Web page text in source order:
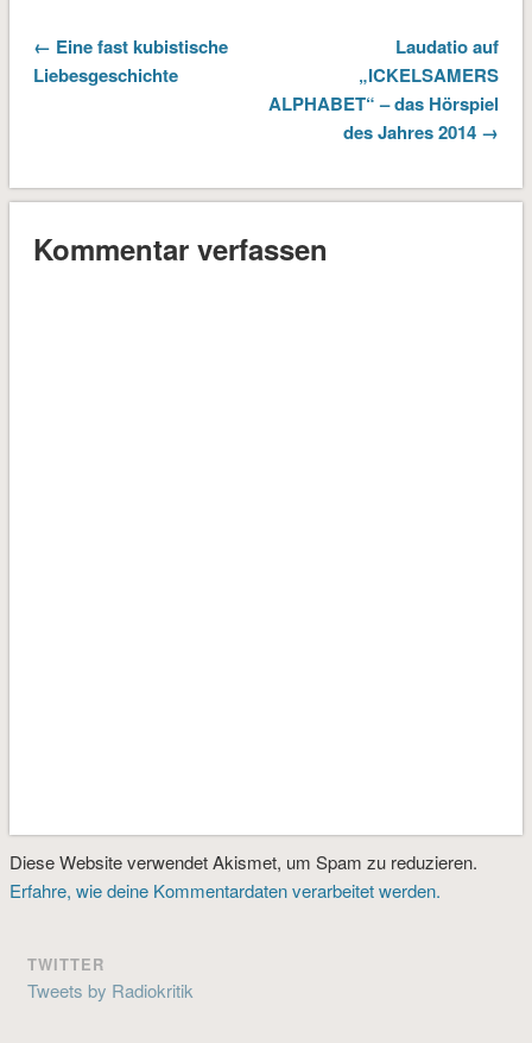
← Eine fast kubistische
Liebesgeschichte
Laudatio auf
„ICKELSAMERS
ALPHABET“ – das Hörspiel
des Jahres 2014 →
Kommentar verfassen
Diese Website verwendet Akismet, um Spam zu reduzieren.
Erfahre, wie deine Kommentardaten verarbeitet werden.
TWITTER
Tweets by Radiokritik